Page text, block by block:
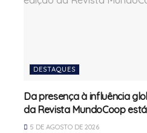
DESTAQUES
Da presença à influência
da Revista MundoCoop
5 DE AGOSTO DE 2026